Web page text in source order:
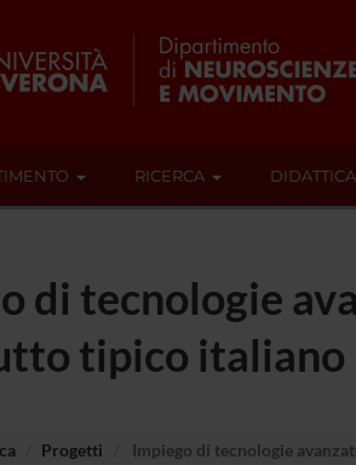
RICERCA DIDATTICA
di tecnologie
tipico italiano
Progetti Impiego di tecnologie